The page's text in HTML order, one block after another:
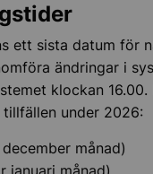
ett sista datum för
ändringar i
klockan
under 2026:
månad)
januari månad)